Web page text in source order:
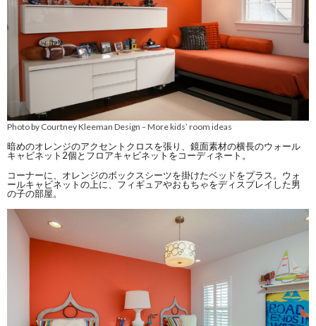
Photo by Courtney Kleeman Design –More kids’ room ideas
暗めのオレンジのアクセントクロスを張り、鏡面素材の横長のウォール
キャビネット2個とフロアキャビネットをコーディネート。
コーナーに、オレンジのボックスシーツを掛けたベッドをプラス。ウォ
ールキャビネットの上に、フィギュアやおもちゃをディスプレイした男
の子の部屋。